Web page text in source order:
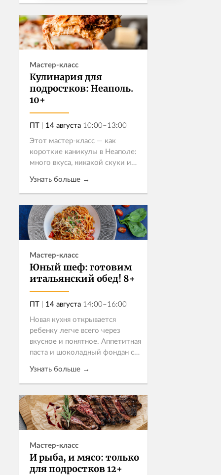
отличный шанс попробовать
себя в роли шефа и научиться
готовить блюд...
Записаться
Мастер-класс
Кулинария для
подростков: Неаполь.
10+
ПТ | 14 августа 10:00–13:00
Этот мастер-класс — как
короткие каникулы в Неаполе:
много вкуса, никакой скуки и
научатся базовым приемам
итальянской кухни под
руководством опытного шефа
— с ясными, понятн...
Узнать больше →
Записаться
Мастер-класс
Юный шеф: готовим
итальянский обед! 8+
ПТ | 14 августа 14:00–16:00
Новая кухня открывается
ребенку легче всего через
вкусное и понятное. Аппетитная
паста и шоколадный фондан с
тот случай, когда добавки
хочется с первого раза.
Приглашаем де...
Узнать больше →
Записаться
Мастер-класс
И рыба, и мясо: только
для подростков 12+